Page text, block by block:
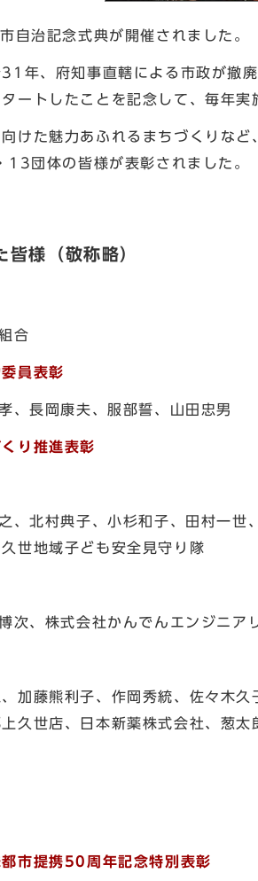
治記念式典が開催されました。
年、府知事直轄による市政が撤
ートしたことを記念して、毎年実
けた魅力あふれるまちづくりなど
団体の皆様が表彰されました。
皆様（敬称略）
合
員表彰
、長岡康夫、服部誓、山田忠男
り推進表彰
、北村典子、小杉和子、田村一世
世地域子ども安全見守り隊
次、株式会社かんでんエンジニア
加藤熊利子、作岡秀統、佐々木
久世店、日本新薬株式会社、葱
市提携50周年記念特別表彰